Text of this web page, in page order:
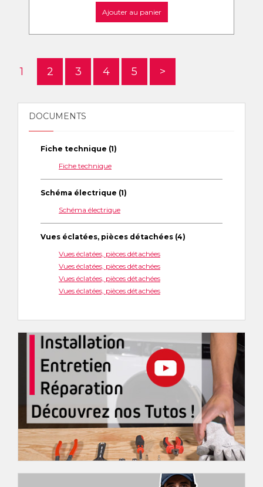
Ajouter au panier
1 2 3 4 5 >
DOCUMENTS
Fiche technique (1)
Fiche technique
Schéma électrique (1)
Schéma électrique
Vues éclatées, pièces détachées (4)
Vues éclatées, pièces détachées
Vues éclatées, pièces détachées
Vues éclatées, pièces détachées
Vues éclatées, pièces détachées